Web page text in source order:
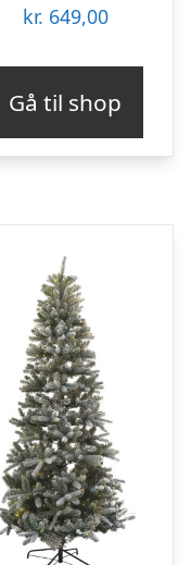
kr. 649,00
Gå til shop